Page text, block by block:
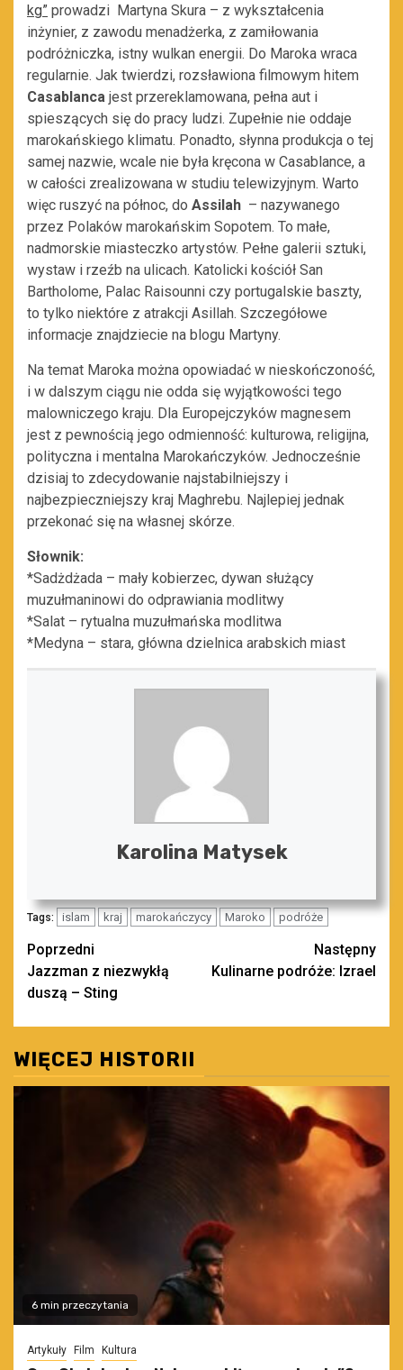
kg” prowadzi Martyna Skura – z wykształcenia
inżynier, z zawodu menadżerka, z zamiłowania
podróżniczka, istny wulkan energii. Do Maroka wraca
regularnie. Jak twierdzi, rozsławiona filmowym hitem
Casablanca jest przereklamowana, pełna aut i
spieszących się do pracy ludzi. Zupełnie nie oddaje
marokańskiego klimatu. Ponadto, słynna produkcja o tej
samej nazwie, wcale nie była kręcona w Casablance, a
w całości zrealizowana w studiu telewizyjnym. Warto
więc ruszyć na północ, do Assilah – nazywanego
przez Polaków marokańskim Sopotem. To małe,
nadmorskie miasteczko artystów. Pełne galerii sztuki,
wystaw i rzeźb na ulicach. Katolicki kościół San
Bartholome, Palac Raisounni czy portugalskie baszty,
to tylko niektóre z atrakcji Asillah. Szczegółowe
informacje znajdziecie na blogu Martyny.
Na temat Maroka można opowiadać w nieskończoność,
i w dalszym ciągu nie odda się wyjątkowości tego
malowniczego kraju. Dla Europejczyków magnesem
jest z pewnością jego odmienność: kulturowa, religijna,
polityczna i mentalna Marokańczyków. Jednocześnie
dzisiaj to zdecydowanie najstabilniejszy i
najbezpieczniejszy kraj Maghrebu. Najlepiej jednak
przekonać się na własnej skórze.
Słownik:
*Sadżdżada – mały kobierzec, dywan służący
muzułmaninowi do odprawiania modlitwy
*Salat – rytualna muzułmańska modlitwa
*Medyna – stara, główna dzielnica arabskich miast
Karolina Matysek
Tags: islam kraj marokańczycy Maroko podróże
Zobacz
wpisy
Poprzedni
Jazzman z niezwykłą
duszą – Sting
Następny
Kulinarne podróże: Izrael
WIĘCEJ HISTORII
6 min przeczytania
Artykuły Film Kultura